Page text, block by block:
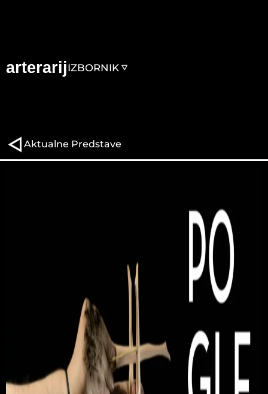
arterarijIZBORNIK
Aktualne Predstave